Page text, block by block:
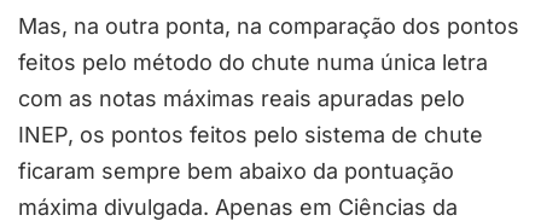
Mas, na outra ponta, na comparação dos pontos
feitos pelo método do chute numa única letra
com as notas máximas reais apuradas pelo
INEP, os pontos feitos pelo sistema de chute
ficaram sempre bem abaixo da pontuação
máxima divulgada. Apenas em Ciências da